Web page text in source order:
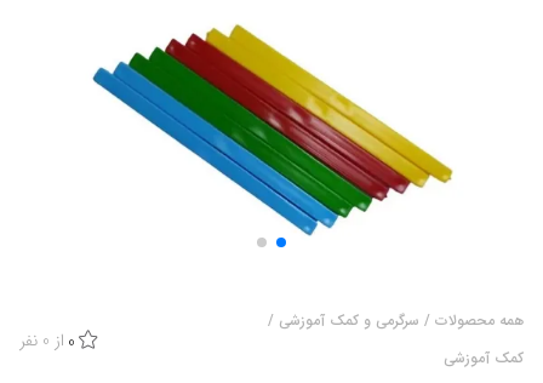
همه محصولات / سرگرمی و کمک آموزشی /
کمک آموزشی
0 از 0 نفر